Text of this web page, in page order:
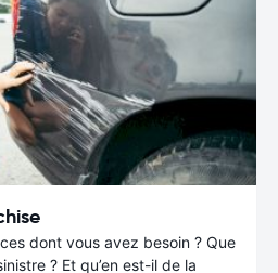
dont vous avez besoin ? Que
? Et qu’en est-il de la